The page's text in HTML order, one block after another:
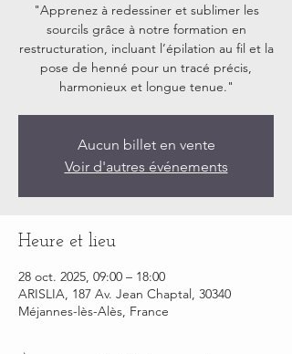
"Apprenez à redessiner et sublimer les
sourcils grâce à notre formation en
restructuration, incluant l’épilation au fil et la
pose de henné pour un tracé précis,
harmonieux et longue tenue."
Aucun billet en vente
Voir d'autres événements
Heure et lieu
28 oct. 2025, 09:00 – 18:00
ARISLIA, 187 Av. Jean Chaptal, 30340
Méjannes-lès-Alès, France